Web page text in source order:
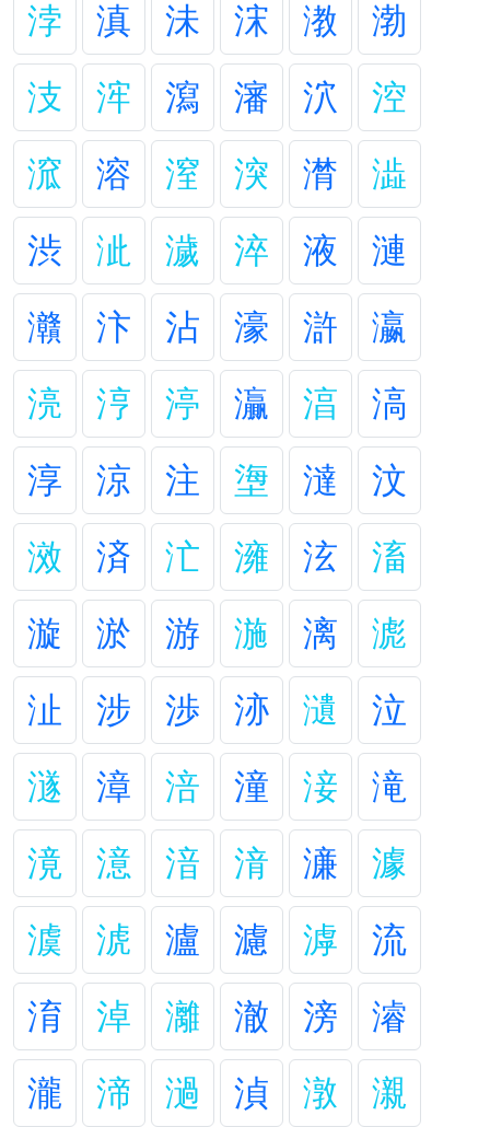
浡
滇 沬 浨 漖
渤
汥
浶 瀉 瀋 泬
涳
溛
溶 潌 湥 潸
澁
渋
泚 濊 淬 液
漣
灨
汴 沾 濠 滸
瀛
湸
涥 渟 灜 湻
滈
淳
涼 注 塰 澾
汶
滧
済 汒 澭 泫
滀
漩
淤 游 湤 漓
滮
沚
涉 渉 洂 瀢
泣
澻
漳 涪 潼 淁
滝
滰
澺 湆 湇 濓
澽
澞
淲 瀘 濾 滹
流
淯
淖 灕 澈 滂
濬
瀧
渧 濄 湞 潡
瀙